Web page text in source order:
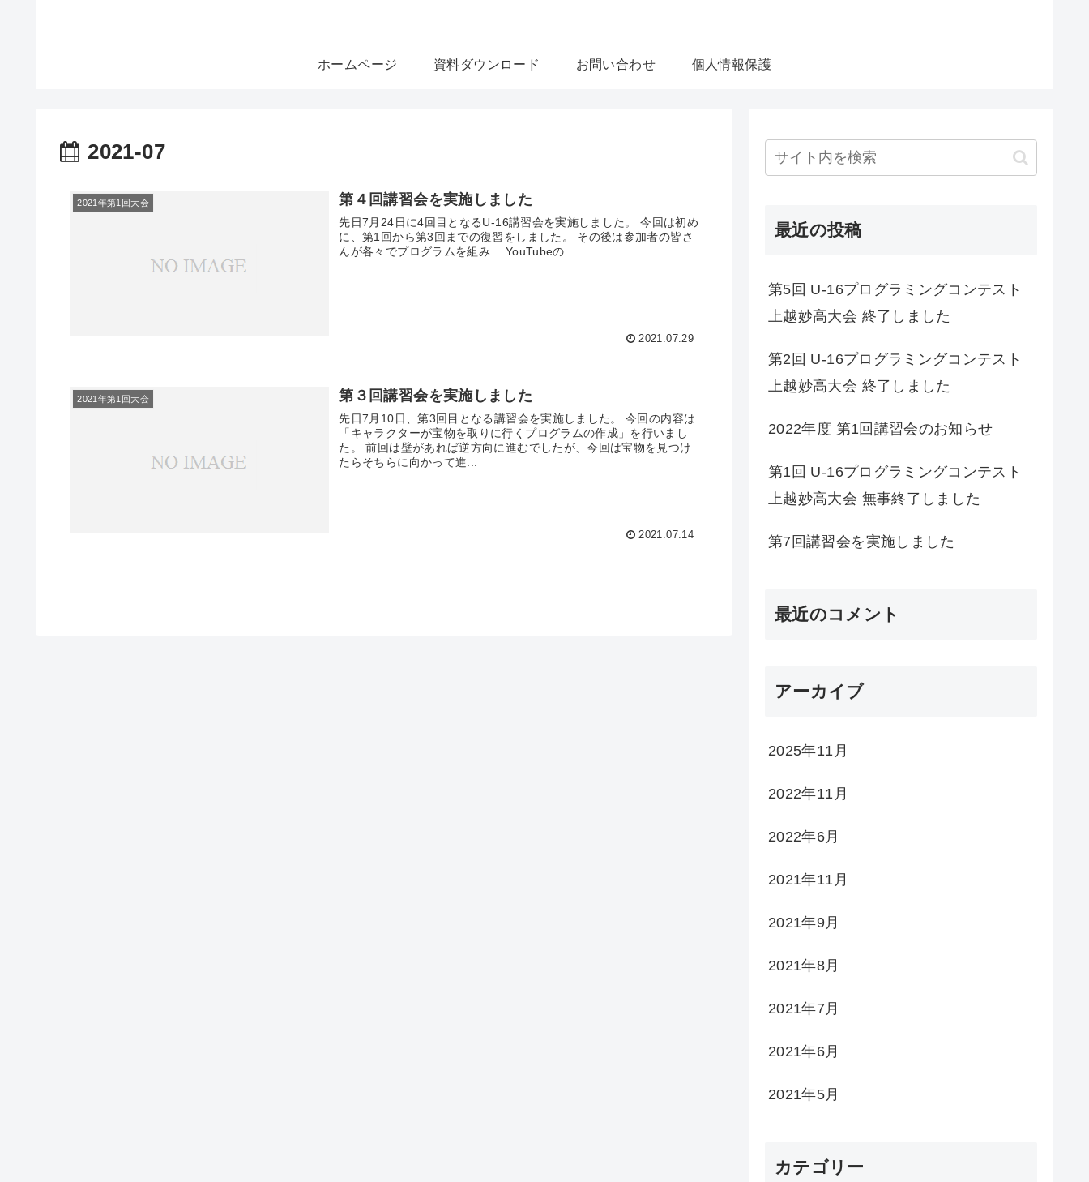
ホームページ 資料ダウンロード お問い合わせ 個人情報保護
2021-07
2021年第1回大会 第４回講習会を実施しました
先日7月24日に4回目となるU-16講習会を実施しました。 今回は初め
に、第1回から第3回までの復習をしました。 その後は参加者の皆さ
んが各々でプログラムを組み… YouTubeの...
2021.07.29
2021年第1回大会 第３回講習会を実施しました
先日7月10日、第3回目となる講習会を実施しました。 今回の内容は
「キャラクターが宝物を取りに行くプログラムの作成」を行いまし
た。 前回は壁があれば逆方向に進むでしたが、今回は宝物を見つけ
たらそちらに向かって進...
2021.07.14
最近の投稿
第5回 U-16プログラミングコンテスト
上越妙高大会 終了しました
第2回 U-16プログラミングコンテスト
上越妙高大会 終了しました
2022年度 第1回講習会のお知らせ
第1回 U-16プログラミングコンテスト
上越妙高大会 無事終了しました
第7回講習会を実施しました
最近のコメント
アーカイブ
2025年11月
2022年11月
2022年6月
2021年11月
2021年9月
2021年8月
2021年7月
2021年6月
2021年5月
カテゴリー